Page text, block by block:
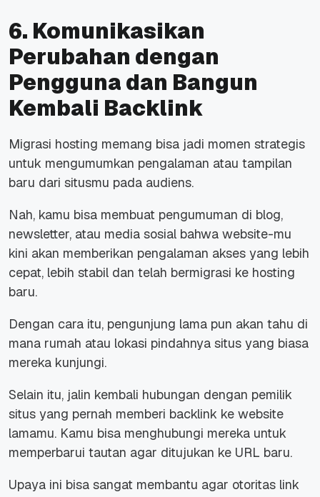
6. Komunikasikan
Perubahan dengan
Pengguna dan Bangun
Kembali Backlink
Migrasi hosting memang bisa jadi momen strategis
untuk mengumumkan pengalaman atau tampilan
baru dari situsmu pada audiens.
Nah, kamu bisa membuat pengumuman di blog,
newsletter, atau media sosial bahwa website-mu
kini akan memberikan pengalaman akses yang lebih
cepat, lebih stabil dan telah bermigrasi ke hosting
baru.
Dengan cara itu, pengunjung lama pun akan tahu di
mana rumah atau lokasi pindahnya situs yang biasa
mereka kunjungi.
Selain itu, jalin kembali hubungan dengan pemilik
situs yang pernah memberi backlink ke website
lamamu. Kamu bisa menghubungi mereka untuk
memperbarui tautan agar ditujukan ke URL baru.
Upaya ini bisa sangat membantu agar otoritas link